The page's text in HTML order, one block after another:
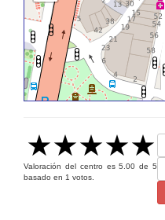
Valoración del centro es5.00 de5
basado en 1 votos.